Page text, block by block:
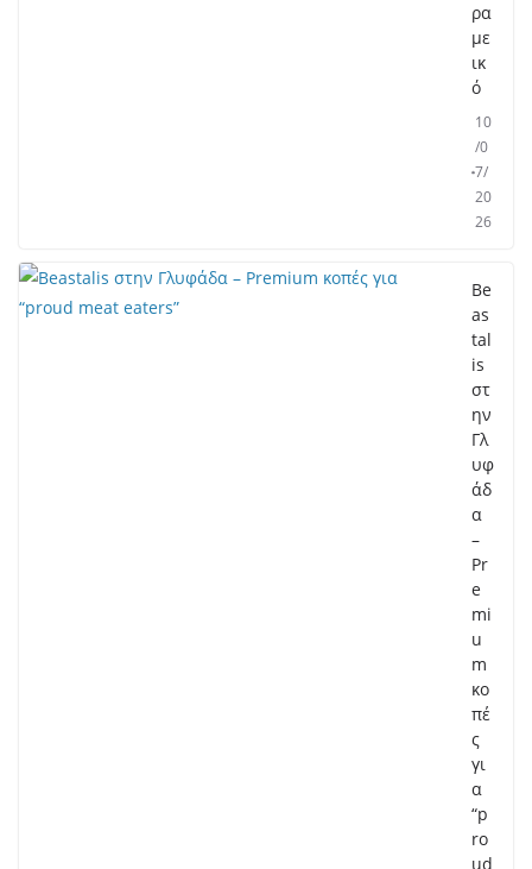
ρα
με
ικ
ό
10
/0
7/
20
26
Be
as
tal
is
στ
ην
Γλ
υφ
άδ
α
–
Pr
e
mi
u
m
κο
πέ
ς
γι
α
“p
ro
ud